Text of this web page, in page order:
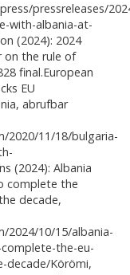
pressreleases/
with-albania-at-
(2024): 2024
on the rule of
final.European
EU
abrufbar
2020/11/18/bulgaria-
(2024): Albania
complete the
decade,
2024/10/15/albania-
the-eu-
decade/Körömi,